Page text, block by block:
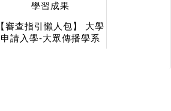
學習成果
【審查指引懶人包】 大學
申請入學-大眾傳播學系